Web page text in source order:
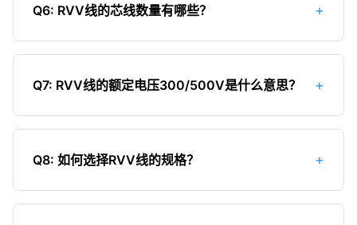
加施工难度。按照国家标准生产的RVV线，其铜丝
期暴露在恶劣天气中，绝缘层和护套层会加速老
化；3）室外温差大，会导致材料收缩膨胀，影响使
性能会下降。如果需要在室外使用，建议选择专门
层的电缆。
Q6: RVV线的芯线数量有哪些？ +
RVV线常见的芯线数量有：1）2芯：通常用于单相
地的单相电源连接（火线+零线+地线）；3）4-5
芯：用于三相电源或特殊控制线路；4）多芯（6芯
用的是2芯和3芯RVV线，主要用于家用电器、照明
Q7: RVV线的额定电压300/500V是什么意思？ +
300/500V表示电缆的额定电压范围，其中300V是
压）。这意味着RVV线可以用于电压不超过500V的
交流电路中，适用于我们日常的220V（相电压）和
Q8: 如何选择RVV线的规格？ +
选择RVV线规格时应考虑以下因素：1）负载电流大